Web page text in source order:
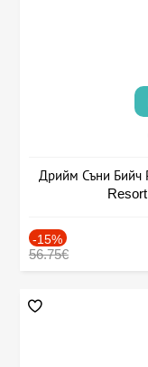
Дрийм Съни Бийч
-15%
56.75€